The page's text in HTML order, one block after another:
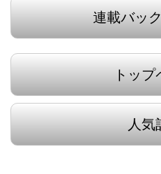
連載バッ
トップ
人気